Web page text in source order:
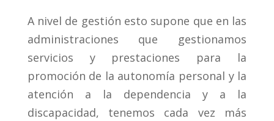
A nivel de gestión esto supone que en las
administraciones que gestionamos
servicios y prestaciones para la
promoción de la autonomía personal y la
atención a la dependencia y a la
discapacidad, tenemos cada vez más